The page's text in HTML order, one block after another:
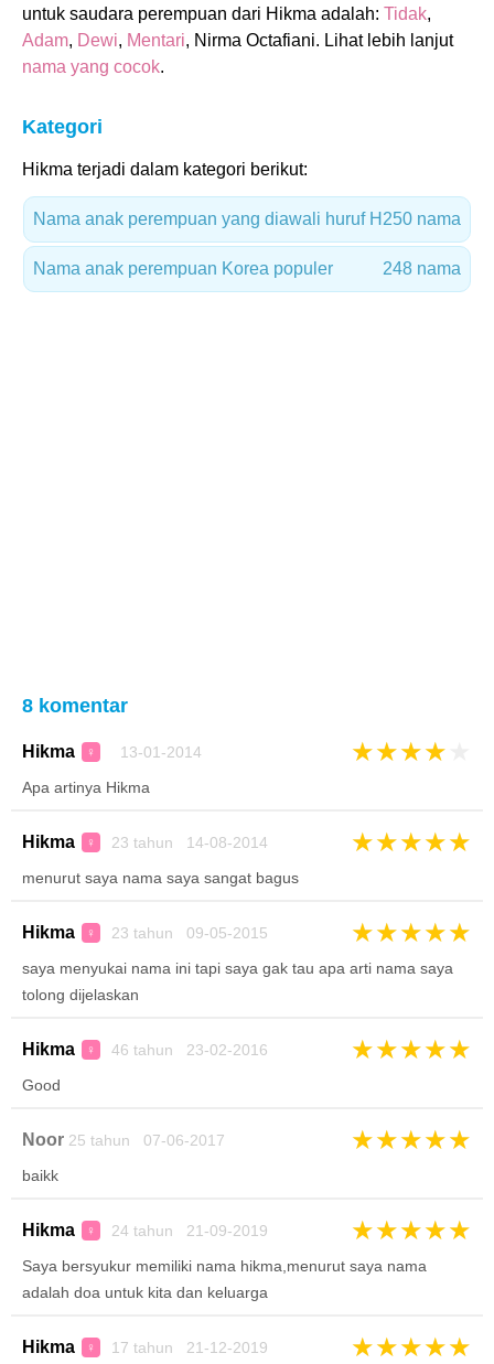
untuk saudara perempuan dari Hikma adalah: Tidak,
Adam, Dewi, Mentari, Nirma Octafiani. Lihat lebih lanjut
nama yang cocok.
Kategori
Hikma terjadi dalam kategori berikut:
Nama anak perempuan yang diawali huruf H 250 nama
Nama anak perempuan Korea populer 248 nama
8 komentar
Hikma ♀ 13-01-2014 ★★★★
Apa artinya Hikma
Hikma ♀ 23 tahun 14-08-2014 ★★★★★
menurut saya nama saya sangat bagus
Hikma ♀ 23 tahun 09-05-2015 ★★★★★
saya menyukai nama ini tapi saya gak tau apa arti nama saya
tolong dijelaskan
Hikma ♀ 46 tahun 23-02-2016 ★★★★★
Good
Noor 25 tahun 07-06-2017 ★★★★★
baikk
Hikma ♀ 24 tahun 21-09-2019 ★★★★★
Saya bersyukur memiliki nama hikma,menurut saya nama
adalah doa untuk kita dan keluarga
Hikma ♀ 17 tahun 21-12-2019 ★★★★★